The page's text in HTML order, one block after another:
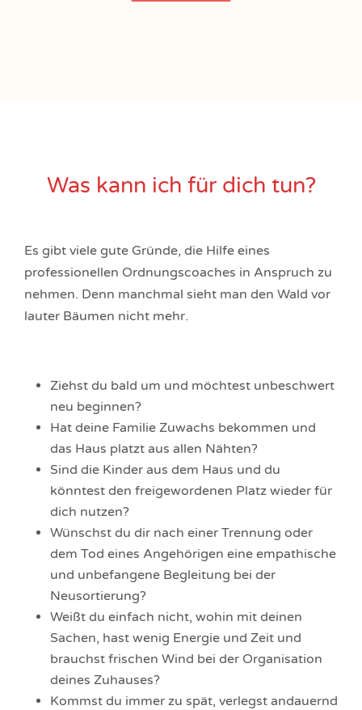
Was kann ich für dich tun?
Es gibt viele gute Gründe, die Hilfe eines
professionellen Ordnungscoaches in Anspruch zu
nehmen. Denn manchmal sieht man den Wald vor
lauter Bäumen nicht mehr.
Ziehst du bald um und möchtest unbeschwert
neu beginnen?
Hat deine Familie Zuwachs bekommen und
das Haus platzt aus allen Nähten?
Sind die Kinder aus dem Haus und du
könntest den freigewordenen Platz wieder für
dich nutzen?
Wünschst du dir nach einer Trennung oder
dem Tod eines Angehörigen eine empathische
und unbefangene Begleitung bei der
Neusortierung?
Weißt du einfach nicht, wohin mit deinen
Sachen, hast wenig Energie und Zeit und
brauchst frischen Wind bei der Organisation
deines Zuhauses?
Kommst du immer zu spät, verlegst andauernd